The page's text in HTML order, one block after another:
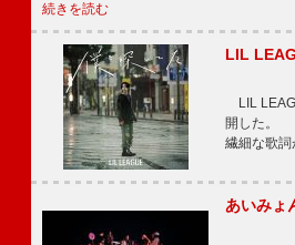
続きを読む
LIL
LIL
開した。
繊細な歌
あいみょ